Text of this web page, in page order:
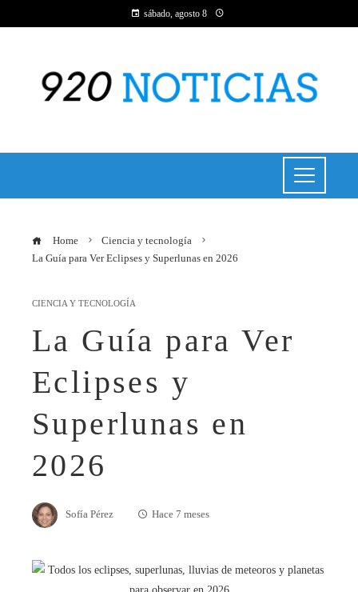
sábado, agosto 8
Home
Ciencia y tecnología
La Guía para Ver Eclipses y Superlunas en 2026
CIENCIA Y TECNOLOGÍA
La Guía para Ver
Eclipses y
Superlunas en
2026
Sofía Pérez Hace 7 meses